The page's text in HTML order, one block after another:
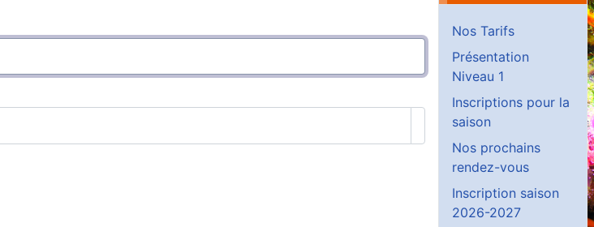
Nos Tarifs
Présentation
Niveau 1
Inscriptions pour la
saison
Nos prochains
rendez-vous
Inscription saison
2026-2027